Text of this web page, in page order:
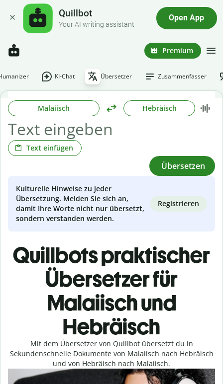
Quillbot
Your AI writing assistant
Open App
Premium
KI-Chat Übersetzer Zusammenfasser
Malaiisch Hebräisch
Text einfügen
Übersetzen
Kulturelle Hinweise zu jeder
Übersetzung. Melden Sie sich an,
damit Ihre Worte nicht nur übersetzt,
sondern verstanden werden.
Registrieren
Quillbots praktischer
Übersetzer für
Malaiisch und
Hebräisch
Mit dem Übersetzer von Quillbot übersetzt du in
Sekundenschnelle Dokumente von Malaiisch nach Hebräisch
und von Hebräisch nach Malaiisch.